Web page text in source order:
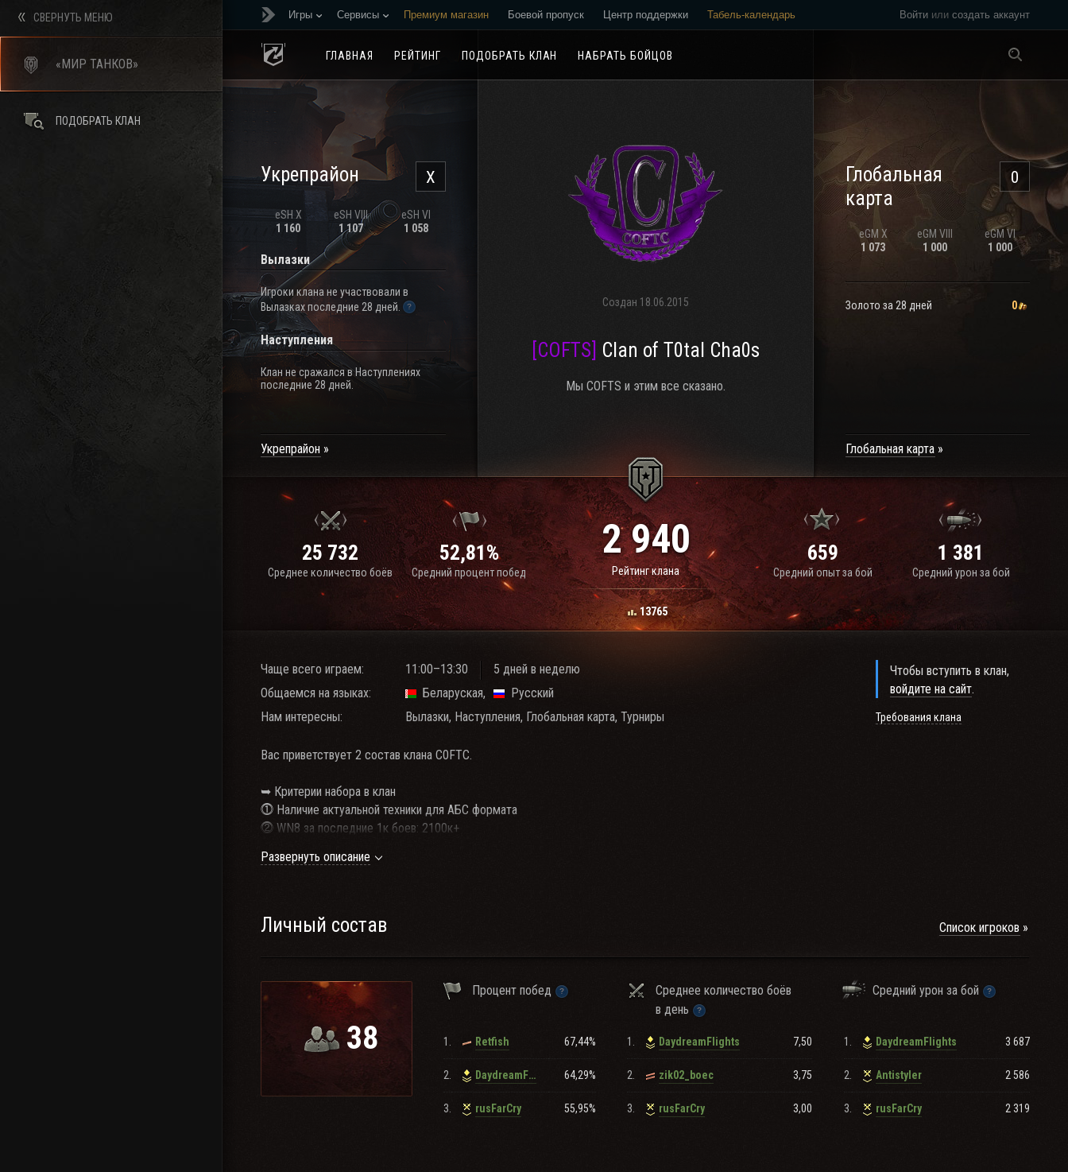
Войти или создать аккаунт
Игры Сервисы Премиум магазин Боевой пропуск Центр поддержки Табель-календарь
ГЛАВНАЯ РЕЙТИНГ ПОДОБРАТЬ КЛАН НАБРАТЬ БОЙЦОВ
X
Укрепрайон
eSH X
1 160
eSH VIII
1 107
eSH VI
1 058
Вылазки
Игроки клана не участвовали в
Вылазках последние 28 дней.
Наступления
Клан не сражался в Наступлениях
последние 28 дней.
Укрепрайон
Создан 18.06.2015
[COFTS] Clan of T0taI Cha0s
Мы COFTS и этим все сказано.
0
Глобальная
карта
eGM X
1 073
eGM VIII
1 000
eGM VI
1 000
Золото за 28 дней 0
Глобальная карта
25 732
Среднее количество боёв
52,81%
Средний процент побед
2 940
Рейтинг клана
13765
659
Средний опыт за бой
1 381
Средний урон за бой
Чаще всего играем: 11:00–13:30
5 дней в неделю
Общаемся на языках:
Беларуская
Русский
Нам интересны:
Вылазки, Наступления, Глобальная карта, Турниры
Вас приветствует 2 состав клана C0FTC.
➥ Критерии набора в клан
⓵ Наличие актуальной техники для АБС формата
⓶ WN8 за последние 1к боев: 2100к+
⓸ Наличие тс
⓻ У нас есть правило - Cперва вошел в ТС , затем вошёл в игру!
Наш первый клан>>>https://lesta.ru/clans/wot/593368/
Развернуть описание
Чтобы вступить в клан,
войдите на сайт.
Требования клана
Личный состав Список игроков
38
Процент побед
Среднее количество боёв
в день
Средний урон за бой
1. Retfish 67,44%
2. DaydreamFlights 64,29%
3. rusFarCry 55,95%
1. DaydreamFlights 7,50
2. zik02_boec 3,75
3. rusFarCry 3,00
1. DaydreamFlights 3 687
2. Antistyler 2 586
3. rusFarCry 2 319
СВЕРНУТЬ МЕНЮ
«МИР ТАНКОВ»
ПОДОБРАТЬ КЛАН